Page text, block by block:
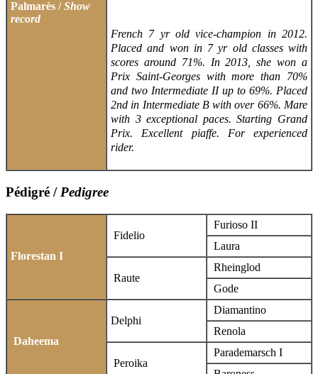
Palmarès /Show
record
French 7 yr old vice-champion in 2012.
Placed and won in 7 yr old classes with
scores around 71%. In 2013, she won a
Prix Saint-Georges with more than 70%
and two Intermediate II up to 69%. Placed
2nd in Intermediate B with over 66%. Mare
with 3 exceptional paces. Starting Grand
Prix. Excellent piaffe. For experienced
rider.
Pédigré /Pedigree
Florestan I
Fidelio
Furioso II
Laura
Raute
Rheinglod
Gode
Daheema
Delphi
Diamantino
Renola
Peroika
Parademarsch I